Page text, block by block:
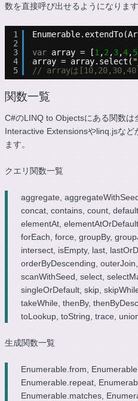
数を直接呼び出せるようになります
1
2
3
4
5
var array = [1 ,2 ,3,4,5
array = array.select(
// arrayは
関数一覧
C#のLINQ to Objectsにある関数は
Interactive Extensionsやlinq.jsな
ます。
クエリ関数一覧
aggregate,
concat, contains, count,
elementAt,
forEach, force, groupBy,
intersect, isEmpty, last,
orderByDescending,
scanWithSeed, select,
singleOrDefault, skip,
takeWhile, thenBy,
toLookup, toString, trace,
生成関数一覧
Enumerable.from,
Enumerable.repeat,
Enumerable.matches,